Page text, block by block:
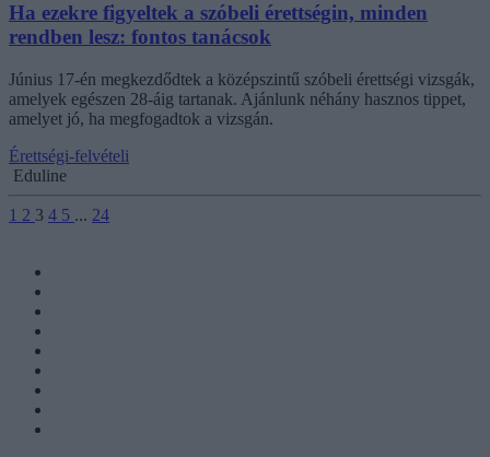
Ha ezekre figyeltek a szóbeli érettségin, minden
rendben lesz: fontos tanácsok
Június 17-én megkezdődtek a középszintű szóbeli érettségi vizsgák,
amelyek egészen 28-áig tartanak. Ajánlunk néhány hasznos tippet,
amelyet jó, ha megfogadtok a vizsgán.
Érettségi-felvételi
Eduline
1 2 3 4 5 ... 24